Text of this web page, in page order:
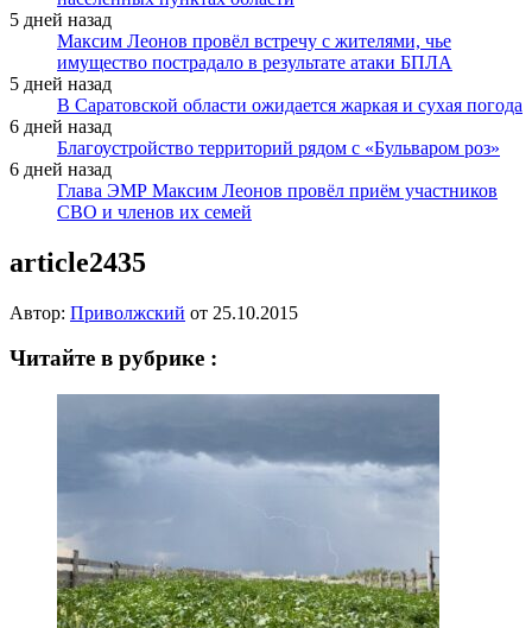
5 дней назад
Максим Леонов провёл встречу с жителями, чье
имущество пострадало в результате атаки БПЛА
5 дней назад
В Саратовской области ожидается жаркая и сухая погода
6 дней назад
Благоустройство территорий рядом с «Бульваром роз»
6 дней назад
Глава ЭМР Максим Леонов провёл приём участников
СВО и членов их семей
article2435
Автор: Приволжский от 25.10.2015
Читайте в рубрике :